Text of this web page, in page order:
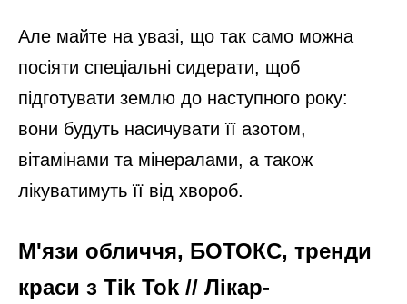
Але майте на увазі, що так само можна
посіяти спеціальні сидерати, щоб
підготувати землю до наступного року:
вони будуть насичувати її азотом,
вітамінами та мінералами, а також
лікуватимуть її від хвороб.
М'язи обличчя, БОТОКС, тренди
краси з Tik Tok // Лікар-